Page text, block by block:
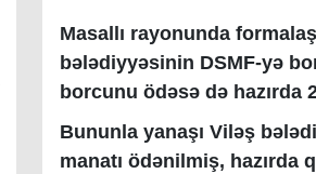
Masallı rayonunda
bələdiyyəsinin DSMF-yə
borcunu ödəsə də hazırda
Bununla yanaşı Viləş
manatı ödənilmiş, hazırda